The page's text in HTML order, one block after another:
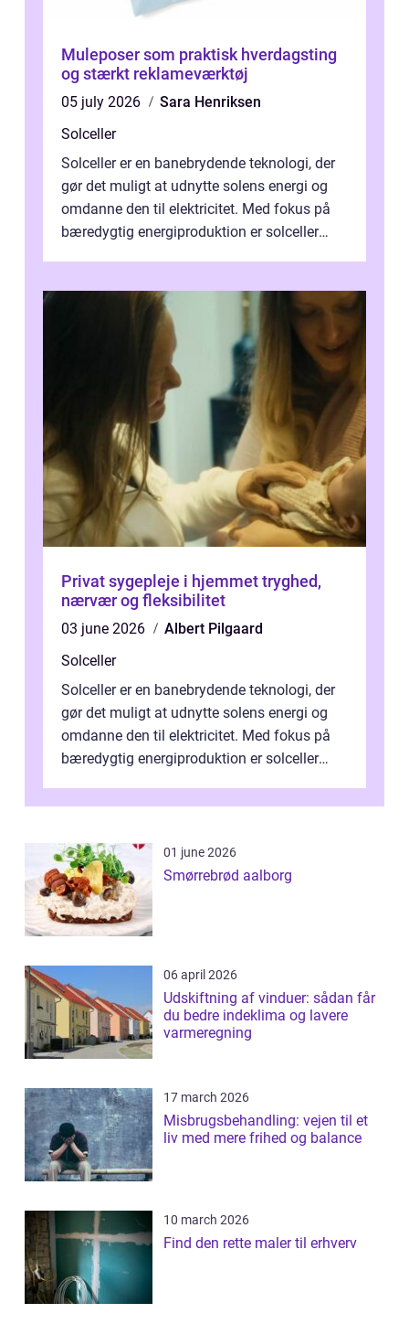
Muleposer som praktisk hverdagsting
og stærkt reklameværktøj
05 july 2026
Sara Henriksen
Solceller
Solceller er en banebrydende teknologi, der
gør det muligt at udnytte solens energi og
omdanne den til elektricitet. Med fokus på
bæredygtig energiproduktion er solceller
Privat sygepleje i hjemmet tryghed,
nærvær og fleksibilitet
03 june 2026
Albert Pilgaard
Solceller
Solceller er en banebrydende teknologi, der
gør det muligt at udnytte solens energi og
omdanne den til elektricitet. Med fokus på
bæredygtig energiproduktion er solceller
01 june 2026
Smørrebrød aalborg
06 april 2026
Udskiftning af vinduer: sådan får
du bedre indeklima og lavere
varmeregning
17 march 2026
Misbrugsbehandling: vejen til et
liv med mere frihed og balance
10 march 2026
Find den rette maler til erhverv